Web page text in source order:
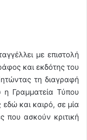
με επιστολή
και εκδότης του
τη διαγραφή
Γραμματεία Τύπου
εδώ και καιρό, σε μία
που ασκούν κριτική